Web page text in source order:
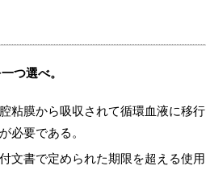
つ選べ。
粘膜から吸収されて循環血液に移行
必要である。
文書で定められた期限を超える使用